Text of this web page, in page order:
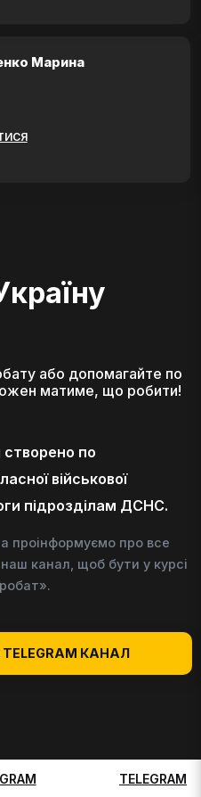
Марина
або допомагайте по
матиме, що робити!
по
військової
підрозділам ДСНС.
проінформуємо про все
канал, щоб бути у курсі
КАНАЛ
TELEGRAM